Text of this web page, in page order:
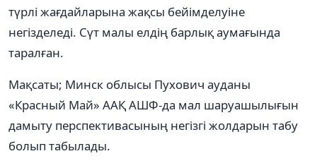
түрлі жағдайларына жақсы бейімделуіне
негізделеді. Сүт малы елдің барлық аумағында
таралған.
Мақсаты; Минск облысы Пухович ауданы
«Красный Май» ААҚ АШФ-да мал шаруашылығын
дамыту перспективасының негізгі жолдарын табу
болып табылады.